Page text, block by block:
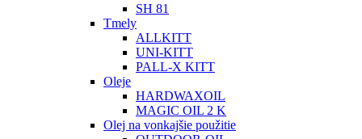
SH 81
Tmely
ALLKITT
UNI-KITT
PALL-X KITT
Oleje
HARDWAXOIL
MAGIC OIL 2 K
Olej na vonkajšie použitie